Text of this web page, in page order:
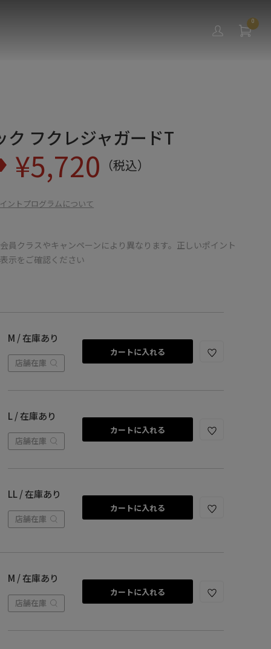
0
ク フクレジャガードT
¥5,720 （税込）
ントプログラムについて
員クラスやキャンペーンにより異なります。正しいポイント
示をご確認ください
M / 在庫あり
店舗在庫
カートに入れる
L / 在庫あり
店舗在庫
カートに入れる
LL / 在庫あり
店舗在庫
カートに入れる
M / 在庫あり
店舗在庫
カートに入れる